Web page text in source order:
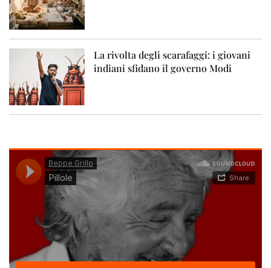
La rivolta degli scarafaggi: i giovani
indiani sfidano il governo Modi